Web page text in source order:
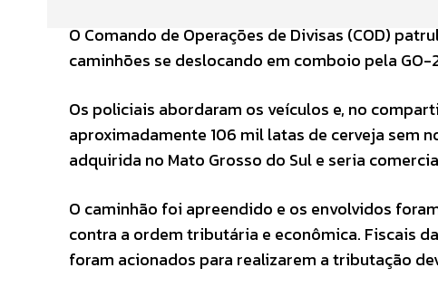
O Comando de Operações de Divisas (COD)
caminhões se deslocando em comboio pela GO-
Os policiais abordaram os veículos e, no
aproximadamente 106 mil latas de cerveja sem
adquirida no Mato Grosso do Sul e seria
O caminhão foi apreendido e os envolvidos
contra a ordem tributária e econômica. Fiscais
foram acionados para realizarem a tributação